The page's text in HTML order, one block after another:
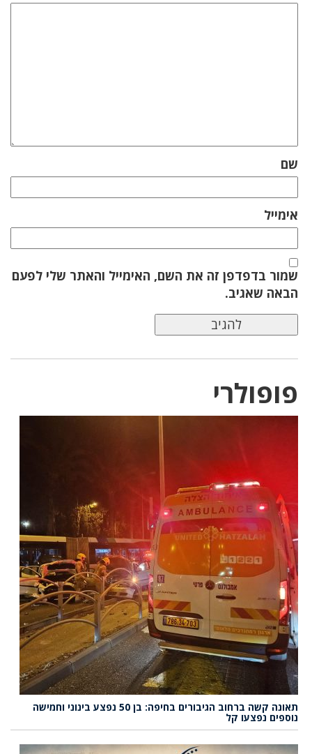
שם
אימייל
שמור בדפדפן זה את השם, האימייל והאתר שלי לפעם
הבאה שאגיב.
פופולרי
תאונה קשה ברחוב הגיבורים בחיפה: בן 50 נפצע בינוני וחמישה
נוספים נפצעו קל